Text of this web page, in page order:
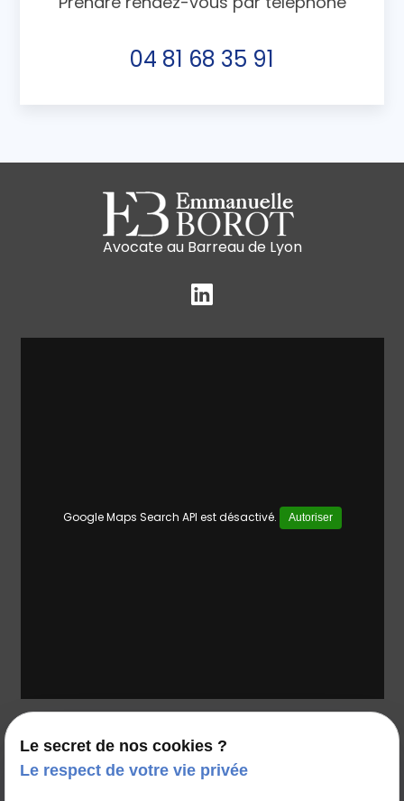
04 81 68 35 91
Avocate au Barreau de Lyon
Google Maps Search API est désactivé. Autoriser
35 rue Voltaire
69003 Lyon
Le secret de nos cookies ?
Le respect de votre vie privée